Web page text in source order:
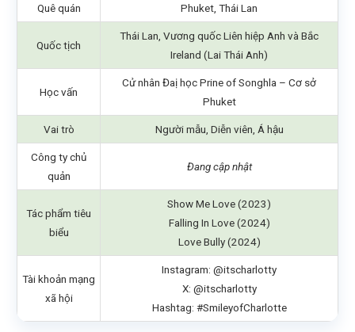
Quê quán Phuket, Thái Lan
Quốc tịch
Thái Lan, Vương quốc Liên hiệp Anh và Bắc
Ireland (Lai Thái Anh)
Học vấn
Cử nhân Đaị học Prine of Songhla – Cơ sở
Phuket
Vai trò Người mẫu, Diễn viên, Á hậu
Công ty chủ
quản
Đang cập nhật
Tác phẩm tiêu
biểu
Show Me Love (2023)
Falling In Love (2024)
Love Bully (2024)
Tài khoản mạng
xã hội
Instagram: @itscharlotty
X: @itscharlotty
Hashtag: #SmileyofCharlotte